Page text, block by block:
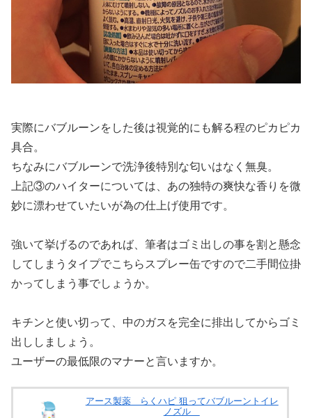
実際にバブルーンをした後は視覚的にも解る程のピカピカ
具合。
ちなみにバブルーンで洗浄後特別な匂いはなく無臭。
上記③のハイターについては、あの独特の爽快な香りを微
妙に漂わせていたいが為の仕上げ使用です。
強いて挙げるのであれば、筆者はゴミ出しの事を割と懸念
してしまうタイプでこちらスプレー缶ですので二手間位掛
かってしまう事でしょうか。
キチンと使い切って、中のガスを完全に排出してからゴミ
出ししましょう。
ユーザーの最低限のマナーと言いますか。
アース製薬 らくハピ 狙ってバブルーントイレ
ノズル